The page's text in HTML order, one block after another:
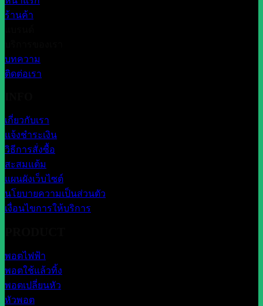
ร้านค้า
บทความ
ติดต่อเรา
เกี่ยวกับเรา
แจ้งชำระเงิน
วิธีการสั่งซื้อ
สะสมแต้ม
แผนผังเว็บไซต์
นโยบายความเป็นส่วนตัว
เงื่อนไขการให้บริการ
พอตไฟฟ้า
พอตใช้แล้วทิ้ง
พอตเปลี่ยนหัว
หัวพอต